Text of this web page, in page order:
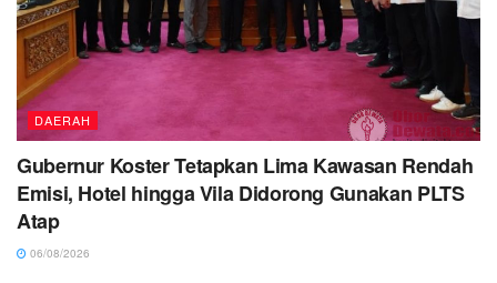
DAERAH
Gubernur Koster Tetapkan Lima Kawasan Rendah
Emisi, Hotel hingga Vila Didorong Gunakan PLTS
Atap
06/08/2026